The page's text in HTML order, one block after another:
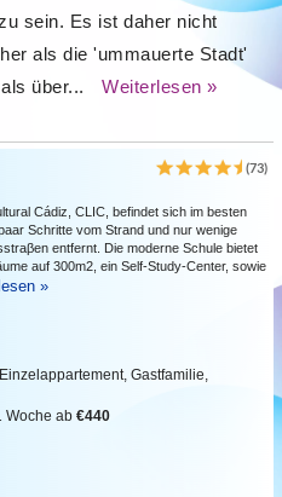
sein. Es ist daher nicht
als die 'ummauerte Stadt'
über...
Weiterlesen »
(73)
Cádiz, CLIC, befindet sich im besten
Schritte vom Strand und nur wenige
entfernt. Die moderne Schule bietet
auf 300m2, ein Self-Study-Center, sowie
»
Gastfamilie,
Woche ab €440